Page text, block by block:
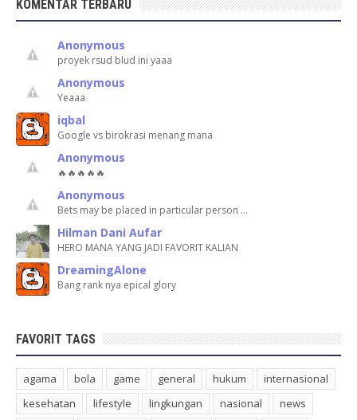
KOMENTAR TERBARU
Anonymous
proyek rsud blud ini yaaa
Anonymous
Yeaaa
iqbal
Google vs birokrasi menang mana
Anonymous
🔥🔥🔥🔥🔥
Anonymous
Bets may be placed in particular person …
Hilman Dani Aufar
HERO MANA YANG JADI FAVORIT KALIAN
DreamingAlone
Bang rank nya epical glory
FAVORIT TAGS
agama bola game general hukum
internasional
kesehatan
lifestyle lingkungan nasional
news